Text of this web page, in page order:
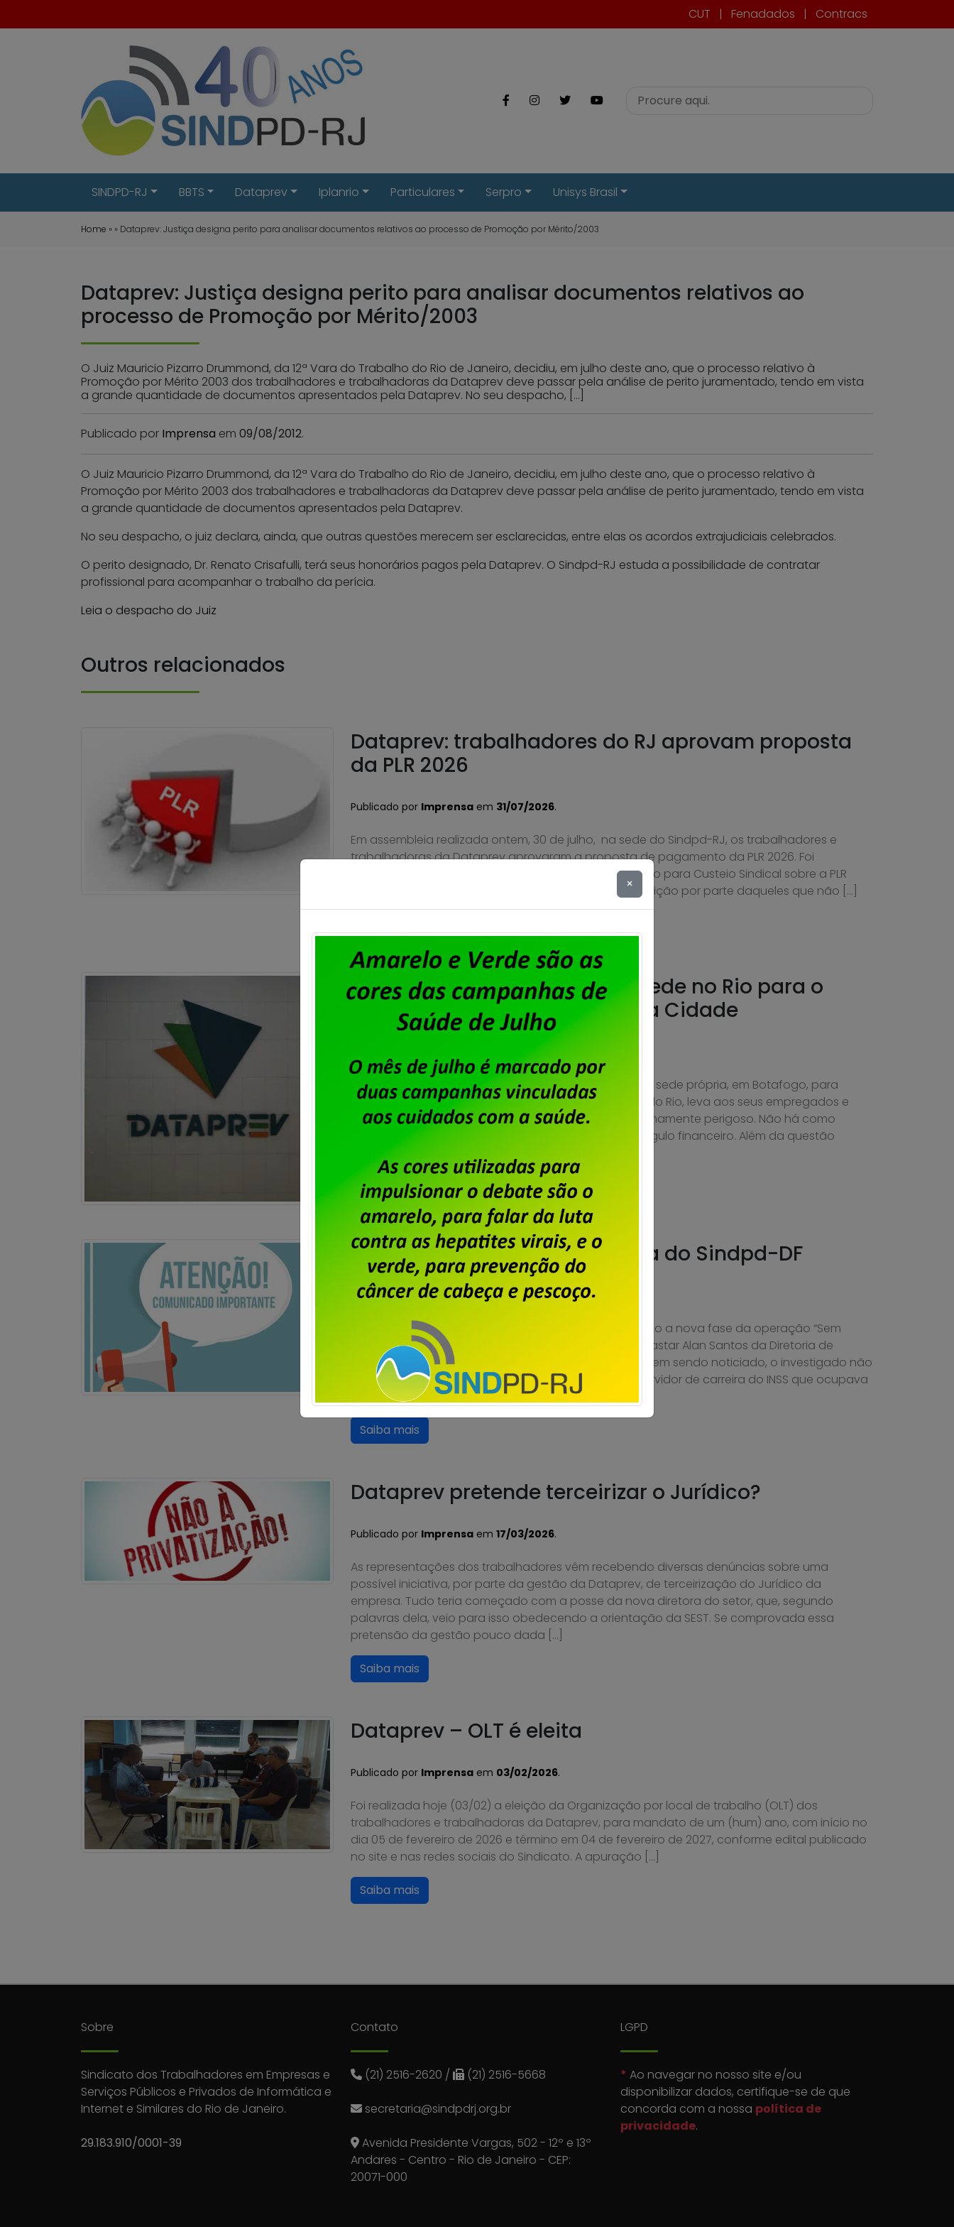
CUT | Fenadados | Contracs
SINDPD-RJ BBTS Dataprev Iplanrio Particulares Serpro Unisys Brasil
Home » » Dataprev: Justiça designa perito para analisar documentos relativos ao processo de Promoção por Mérito/2003
Dataprev: Justiça designa perito para analisar documentos relativos ao
processo de Promoção por Mérito/2003
O Juiz Mauricio Pizarro Drummond, da 12ª Vara do Trabalho do Rio de Janeiro, decidiu, em julho deste ano, que o processo relativo à
Promoção por Mérito 2003 dos trabalhadores e trabalhadoras da Dataprev deve passar pela análise de perito juramentado, tendo em vista
a grande quantidade de documentos apresentados pela Dataprev. No seu despacho, […]
Publicado por Imprensa em 09/08/2012.
O Juiz Mauricio Pizarro Drummond, da 12ª Vara do Trabalho do Rio de Janeiro, decidiu, em julho deste ano, que o processo relativo à
Promoção por Mérito 2003 dos trabalhadores e trabalhadoras da Dataprev deve passar pela análise de perito juramentado, tendo em vista
a grande quantidade de documentos apresentados pela Dataprev.
No seu despacho, o juiz declara, ainda, que outras questões merecem ser esclarecidas, entre elas os acordos extrajudiciais celebrados.
O perito designado, Dr. Renato Crisafulli, terá seus honorários pagos pela Dataprev. O Sindpd-RJ estuda a possibilidade de contratar
profissional para acompanhar o trabalho da perícia.
Leia o despacho do Juiz
Outros relacionados
Dataprev: trabalhadores do RJ aprovam proposta
da PLR 2026
Publicado por Imprensa em 31/07/2026.
Em assembleia realizada ontem, 30 de julho, na sede do Sindpd-RJ, os trabalhadores e
trabalhadoras da Dataprev aprovaram a proposta de pagamento da PLR 2026. Foi
aprovada também a cobrança de 6% de Contribuição para Custeio Sindical sobre a PLR
2026, com desconto limitado a 240,00 e direito a oposição por parte daqueles que não […]
Dataprev decide mudar sua sede no Rio para o
prédio mais caro do Centro da Cidade
23/06/2026
A decisão da direção da Dataprev de abandonar sua sede própria, em Botafogo, para
instalar a empresa em um prédio alugado no Centro do Rio, leva aos seus empregados e
empregadas a angústia de trabalhar num local extremamente perigoso. Não há como
considerar essa decisão da empresa apenas pelo ângulo financeiro. Além da questão
financeira, […]
Saiba mais
Operação Sem Desconto. Nota do Sindpd-DF
Publicado porImprensaem20/03/2026.
“O SINDPD-DF acompanha com profunda preocupação a nova fase da operação “Sem
Desconto” da Polícia Federal e a decisão do STF de afastar Alan Santos da Diretoria de
Relacionamento e Negócios. Diferentemente do que vem sendo noticiado, o investigado não
é empregado efetivo da Dataprev. Trata-se de um servidor de carreira do INSS que ocupava
Saiba mais
Dataprev pretende terceirizar o Jurídico?
Publicado por Imprensa em 17/03/2026.
As representações dos trabalhadores vêm recebendo diversas denúncias sobre uma
possível iniciativa, por parte da gestão da Dataprev, de terceirização do Jurídico da
empresa. Tudo teria começado com a posse da nova diretora do setor, que, segundo
palavras dela, veio para isso obedecendo a orientação da SEST. Se comprovada essa
pretensão da gestão pouco dada […]
Saiba mais
Dataprev – OLT é eleita
Publicado por Imprensa em 03/02/2026.
Foi realizada hoje (03/02) a eleição da Organização por local de trabalho (OLT) dos
trabalhadores e trabalhadoras da Dataprev, para mandato de um (hum) ano, com início no
dia 05 de fevereiro de 2026 e término em 04 de fevereiro de 2027, conforme edital publicado
no site e nas redes sociais do Sindicato. A apuração […]
Saiba mais
Sobre
Sindicato dos Trabalhadores em Empresas e
Serviços Públicos e Privados de Informática e
Internet e Similares do Rio de Janeiro.
29.183.910/0001-39
Contato
(21) 2516-2620 / (21) 2516-5668
secretaria@sindpdrj.org.br
Avenida Presidente Vargas, 502 - 12º e 13º
Andares - Centro - Rio de Janeiro - CEP:
20071-000
LGPD
* Ao navegar no nosso site e/ou
disponibilizar dados, certifique-se de que
concorda com a nossa política de
privacidade.
×